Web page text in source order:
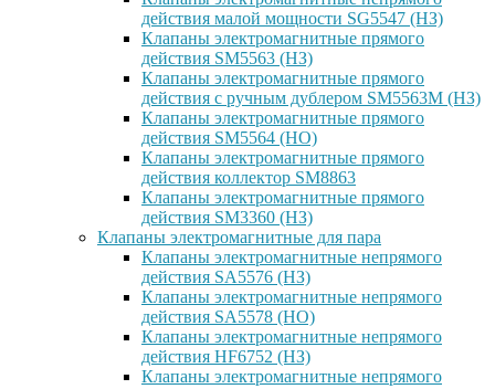
действия малой мощности SG5547 (НЗ)
Клапаны электромагнитные прямого
действия SM5563 (НЗ)
Клапаны электромагнитные прямого
действия с ручным дублером SM5563M (НЗ)
Клапаны электромагнитные прямого
действия SM5564 (НО)
Клапаны электромагнитные прямого
дейcтвия коллектор SM8863
Клапаны электромагнитные прямого
действия SM3360 (НЗ)
Клапаны электромагнитные для пара
Клапаны электромагнитные непрямого
действия SA5576 (НЗ)
Клапаны электромагнитные непрямого
действия SA5578 (НО)
Клапаны электромагнитные непрямого
действия HF6752 (НЗ)
Клапаны электромагнитные непрямого